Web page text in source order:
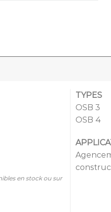
en stock ou sur
TYPES
OSB 3
OSB 4